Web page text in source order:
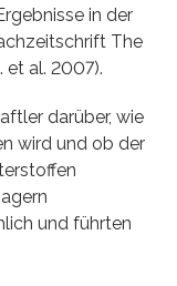
in der
The
et al. 2007).
darüber, wie
wird und ob der
und führten